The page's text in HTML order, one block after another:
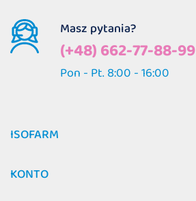
Masz pytania?
(+48) 662-77-88-99
Pon - Pt. 8:00 - 16:00
ISOFARM
KONTO